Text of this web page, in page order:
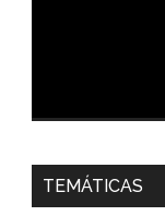
Dra. Carolina
Latinoamericana
TEMÁTICAS